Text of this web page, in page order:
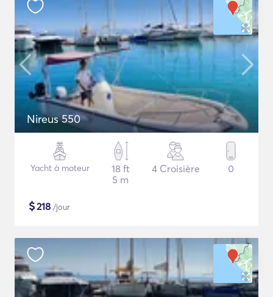
Nireus 550
Yacht à moteur
18 ft
5 m
4 Croisière 0
$218 /jour